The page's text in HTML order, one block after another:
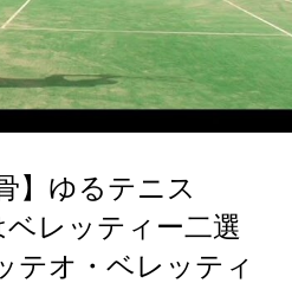
】ゆるテニス
レッティー二選
テオ・ベレッティ